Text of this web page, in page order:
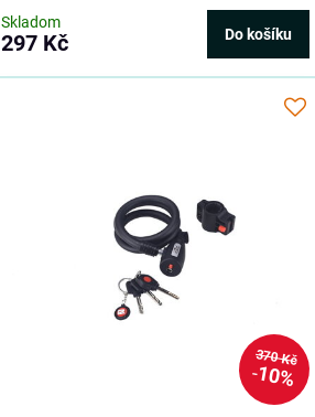
Skladom
297 Kč Do košíku
370 Kč
10%